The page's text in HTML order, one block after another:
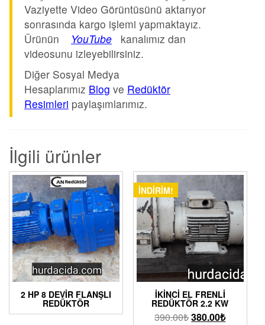
Vaziyette Video Görüntüsünü aktarıyor
sonrasında kargo işlemi yapmaktayız.
Ürünün YouTube kanalımız dan
videosunu izleyebilirsiniz.
Diğer Sosyal Medya
Hesaplarımız Blog ve Redüktör
Resimleri paylaşımlarımız.
İlgili ürünler
2 HP 8 DEVIR FLANŞLI
REDÜKTÖR
İNDIRIM!
İKINCI EL FRENLI
REDÜKTÖR 2.2 KW
390.00₺380.00₺